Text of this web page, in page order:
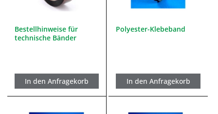
Bestellhinweise für
technische Bänder
In den Anfragekorb
Polyester-Klebeband
In den Anfragekorb